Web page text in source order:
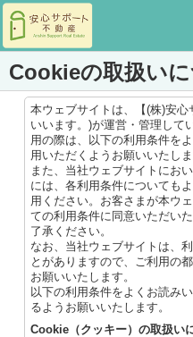
Cookieの取扱い
本ウェブサイトは、【(株)安
いいます。)が運営・管理して
用の際は、以下の利用条件を
用いただくようお願いいたしま
また、当社ウェブサイトにお
には、各利用条件についても
用ください。お客さまが本ウ
ての利用条件に同意いただい
了承ください。
なお、当社ウェブサイトは、
とがありますので、ご利用の
お願いいたします。
以下の利用条件をよくお読み
るようお願いいたします。
Cookie（クッキー）の取扱い